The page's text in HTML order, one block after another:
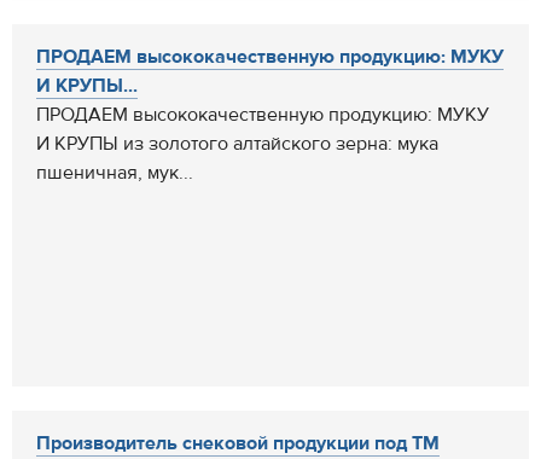
ПРОДАЕМ высококачественную продукцию: МУКУ
И КРУПЫ...
ПРОДАЕМ высококачественную продукцию: МУКУ
И КРУПЫ из золотого алтайского зерна: мука
пшеничная, мук...
Производитель снековой продукции под ТМ